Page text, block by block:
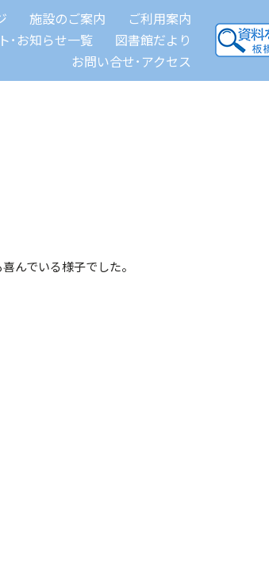
施設のご案内
ご利用案内
･お知らせ一覧
図書館だより
お問い合せ･アクセス
んでいる様子でした。